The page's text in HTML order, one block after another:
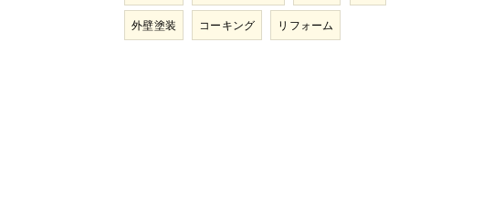
外壁塗装 コーキング リフォーム